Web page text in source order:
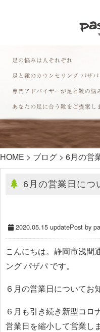
HOME > ブログ > 6月の営
6月の営業日につ
2020.05.15 updatePost by
こんにちは。静岡市浅間
ング パザパ です。
６月の営業日についてお
６月も引き続き新型コロ
営業日を縮小して営業しま